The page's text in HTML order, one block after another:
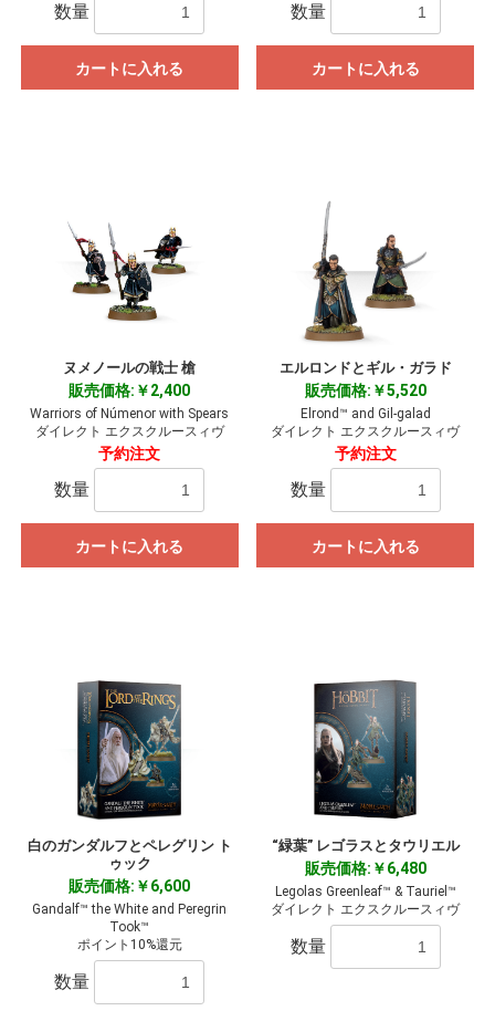
数量
カートに入れる
数量
カートに入れる
ヌメノールの戦士 槍
販売価格:￥2,400
Warriors of Númenor with Spears
ダイレクト エクスクルースィヴ
予約注文
数量
カートに入れる
エルロンドとギル・ガラド
販売価格:￥5,520
Elrond™ and Gil-galad
ダイレクト エクスクルースィヴ
予約注文
数量
カートに入れる
白のガンダルフとペレグリン ト
ゥック
販売価格:￥6,600
Gandalf™ the White and Peregrin
Took™
ポイント10%還元
数量
“緑葉” レゴラスとタウリエル
販売価格:￥6,480
Legolas Greenleaf™ & Tauriel™
ダイレクト エクスクルースィヴ
数量